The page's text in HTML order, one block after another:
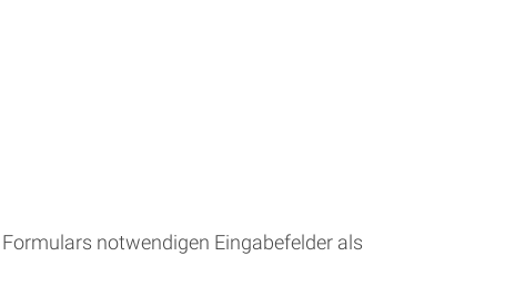
notwendigen Eingabefelder als